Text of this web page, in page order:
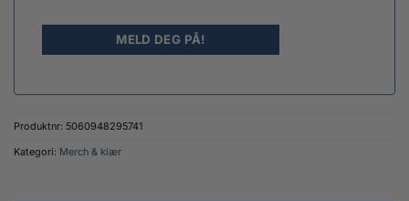
Produktnr: 5060948295741
Kategori: Merch & klær